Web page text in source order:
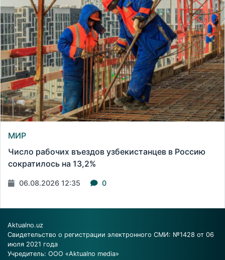
МИР
Число рабочих въездов узбекистанцев в Россию
сократилось на 13,2%
06.08.2026 12:35 0
Aktualno.uz
Свидетельство о регистрации электронного СМИ: №1428 от 06
июля 2021 года
Учредитель: ООО «Aktualno media»